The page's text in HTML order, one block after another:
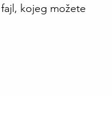
kojeg možete